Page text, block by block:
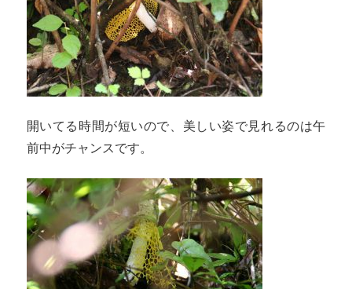
開いてる時間が短いので、美しい姿で見れるのは午
前中がチャンスです。